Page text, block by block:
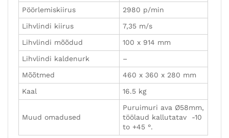
Pöörlemiskiirus
2980 p/min
Lihvlindi kiirus
7,35 m/s
Lihvlindi mõõdud
100 x 914 mm
Lihvlindi kaldenurk
–
Mõõtmed
460 x 360 x 280 mm
Kaal
16.5 kg
Muud omadused
Puruimuri ava Ø58mm,
töölaud kallutatav -10
to +45 °.